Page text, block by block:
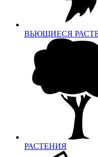
ВЬЮЩИЕСЯ
РАСТЕНИЯ